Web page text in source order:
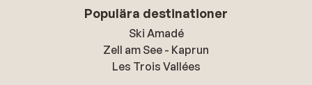
Populära destinationer
Ski Amadé
Zell am See - Kaprun
Les Trois Vallées